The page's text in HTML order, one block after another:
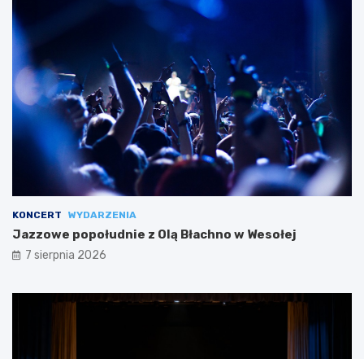
KONCERT WYDARZENIA
Jazzowe popołudnie z Olą Błachno w Wesołej
7 sierpnia 2026